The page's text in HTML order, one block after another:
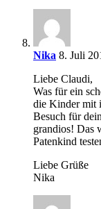
Nika 8. Juli
Liebe Claudi,
Was für ein
die Kinder mit
Besuch für
grandios! Das
Patenkind
Liebe Grüße
Nika